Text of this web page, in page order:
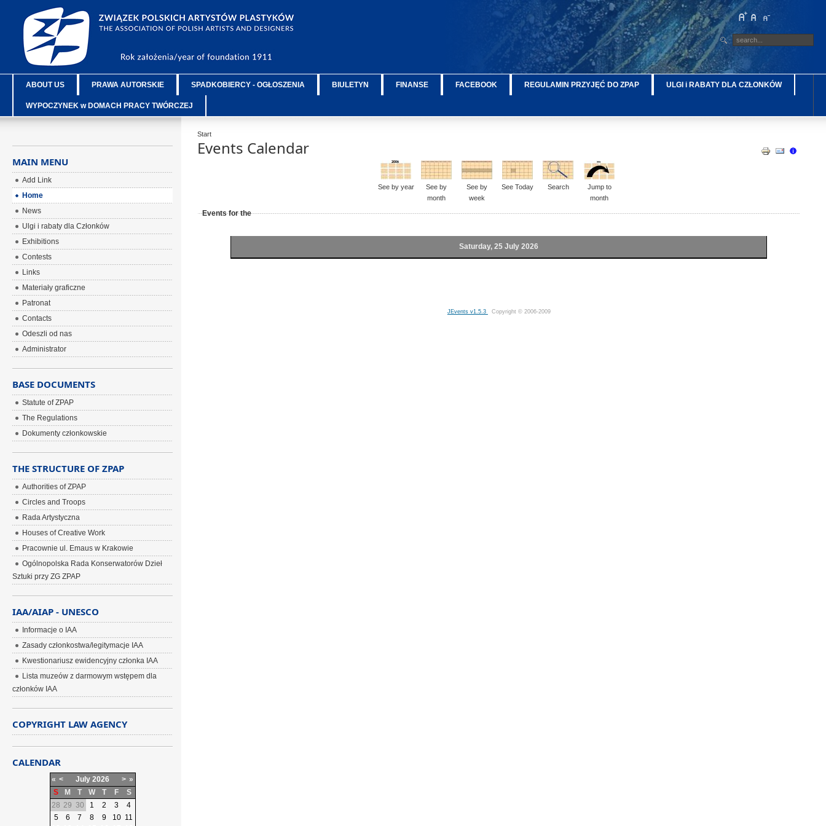
ABOUT US PRAWA AUTORSKIE SPADKOBIERCY - OGŁOSZENIA BIULETYN FINANSE FACEBOOK REGULAMIN PRZYJĘĆ DO ZPAP ULGI i RABATY DLA CZŁONKÓW
WYPOCZYNEK w DOMACH PRACY TWÓRCZEJ
Start
Events Calendar
See by year
See by
month
See by
week
See Today Search
Jump to
month
Events for the
Saturday, 25 July 2026
JEvents v1.5.3 Copyright © 2006-2009
MAIN MENU
Add Link
Home
News
Ulgi i rabaty dla Członków
Exhibitions
Contests
Links
Materiały graficzne
Patronat
Contacts
Odeszli od nas
Administrator
BASE DOCUMENTS
Statute of ZPAP
The Regulations
Dokumenty członkowskie
THE STRUCTURE OF ZPAP
Authorities of ZPAP
Circles and Troops
Rada Artystyczna
Houses of Creative Work
Pracownie ul. Emaus w Krakowie
Ogólnopolska Rada Konserwatorów Dzieł
Sztuki przy ZG ZPAP
IAA/AIAP - UNESCO
Informacje o IAA
Zasady członkostwa/legitymacje IAA
Kwestionariusz ewidencyjny członka IAA
Lista muzeów z darmowym wstępem dla
członków IAA
COPYRIGHT LAW AGENCY
CALENDAR
« < July 2026 > »
S
M T W T F
S
28 29 30 1 2 3
4
5
6 7 8 9 10 11